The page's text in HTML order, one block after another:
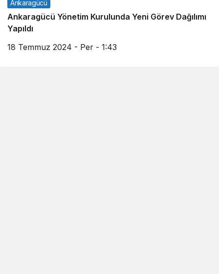
Ankaragücü
Ankaragücü Yönetim Kurulunda Yeni Görev Dağılımı
Yapıldı
18 Temmuz 2024 - Per - 1:43